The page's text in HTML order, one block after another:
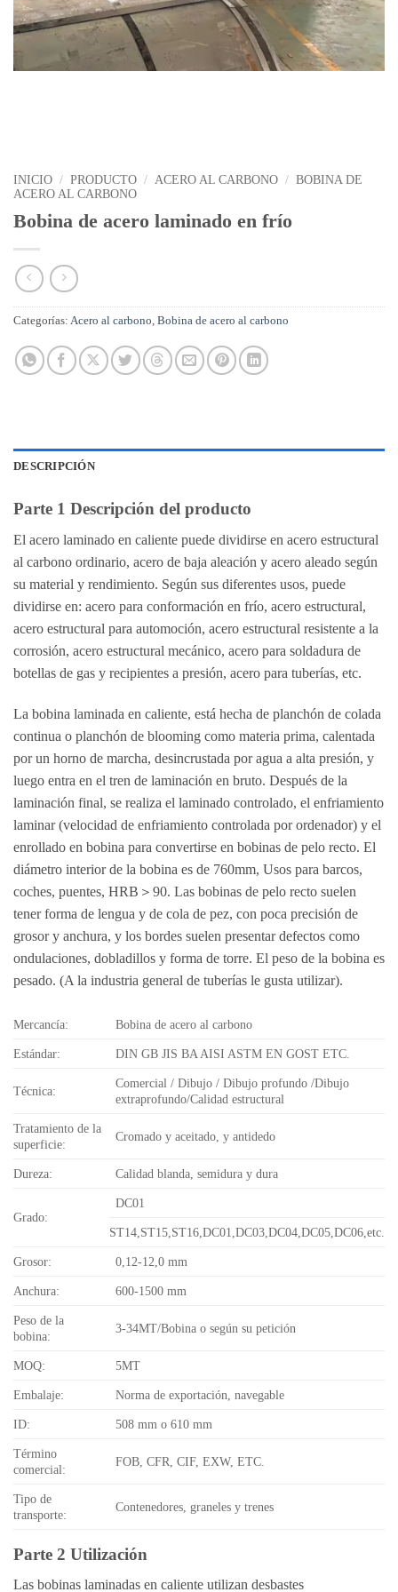
INICIO / PRODUCTO / ACERO AL CARBONO / BOBINA DE
ACERO AL CARBONO
Bobina de acero laminado en frío
Categorías: Acero al carbono, Bobina de acero al carbono
DESCRIPCIÓN
Parte 1 Descripción del producto
El acero laminado en caliente puede dividirse en acero estructural
al carbono ordinario, acero de baja aleación y acero aleado según
su material y rendimiento. Según sus diferentes usos, puede
dividirse en: acero para conformación en frío, acero estructural,
acero estructural para automoción, acero estructural resistente a la
corrosión, acero estructural mecánico, acero para soldadura de
botellas de gas y recipientes a presión, acero para tuberías, etc.
La bobina laminada en caliente, está hecha de planchón de colada
continua o planchón de blooming como materia prima, calentada
por un horno de marcha, desincrustada por agua a alta presión, y
luego entra en el tren de laminación en bruto. Después de la
laminación final, se realiza el laminado controlado, el enfriamiento
laminar (velocidad de enfriamiento controlada por ordenador) y el
enrollado en bobina para convertirse en bobinas de pelo recto. El
diámetro interior de la bobina es de 760mm, Usos para barcos,
coches, puentes, HRB＞90. Las bobinas de pelo recto suelen
tener forma de lengua y de cola de pez, con poca precisión de
grosor y anchura, y los bordes suelen presentar defectos como
ondulaciones, dobladillos y forma de torre. El peso de la bobina es
pesado. (A la industria general de tuberías le gusta utilizar).
Mercancía: Bobina de acero al carbono
Estándar: DIN GB JIS BA AISI ASTM EN GOST ETC.
Técnica:
Comercial / Dibujo / Dibujo profundo /Dibujo
extraprofundo/Calidad estructural
Tratamiento de la
superficie:
Cromado y aceitado, y antidedo
Dureza: Calidad blanda, semidura y dura
Grado:
DC01
ST14,ST15,ST16,DC01,DC03,DC04,DC05,DC06,etc.
Grosor: 0,12-12,0 mm
Anchura: 600-1500 mm
Peso de la
bobina:
3-34MT/Bobina o según su petición
MOQ: 5MT
Embalaje: Norma de exportación, navegable
ID: 508 mm o 610 mm
Término
comercial:
FOB, CFR, CIF, EXW, ETC.
Tipo de
transporte:
Contenedores, graneles y trenes
Parte 2 Utilización
Las bobinas laminadas en caliente utilizan desbastes